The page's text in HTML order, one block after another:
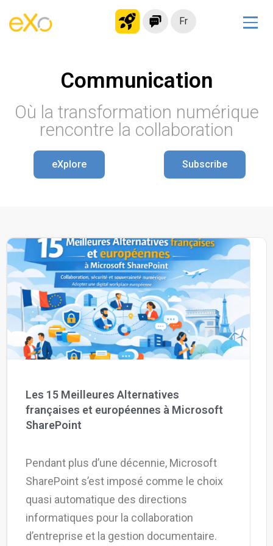
Fr
Intranet moderne
Réseau social
Hub de connaissances
Portail d’applications
Alternative à
Produit
La Plateforme
Pourquoi eXo
Internationalisation
Mobile
Intégrations
IA maitrisée
Architecture
Open source
Offre Enterprise
Offre Professionnelle
A propos d’eXo
Centre de ressources
Communication
Où la transformation numérique
rencontre la collaboration
Subscribe
eXplore
Les 15 Meilleures Alternatives
françaises et européennes à Microsoft
SharePoint
Pendant plus d’une décennie, Microsoft
SharePoint s’est imposé comme le choix
quasi automatique des directions
informatiques pour la collaboration
d’entreprise et la gestion documentaire.